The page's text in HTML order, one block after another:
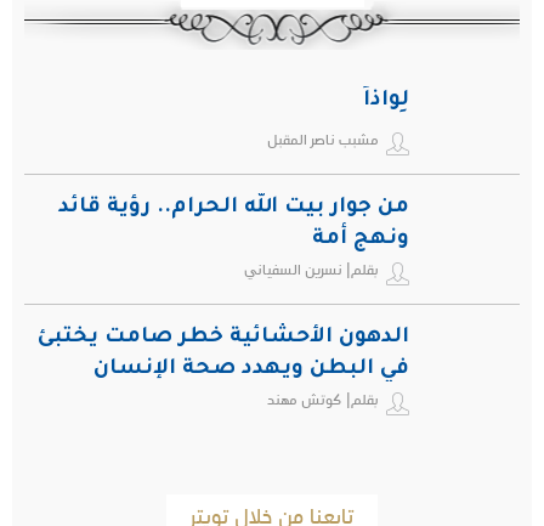
لِواذاً
مشبب ناصر المقبل
من جوار بيت الله الحرام.. رؤية قائد
ونهج أمة
بقلم| نسرين السفياني
الدهون الأحشائية خطر صامت يختبئ
في البطن ويهدد صحة الإنسان
بقلم| كوتش مهند
تابعنا من خلال تويتر